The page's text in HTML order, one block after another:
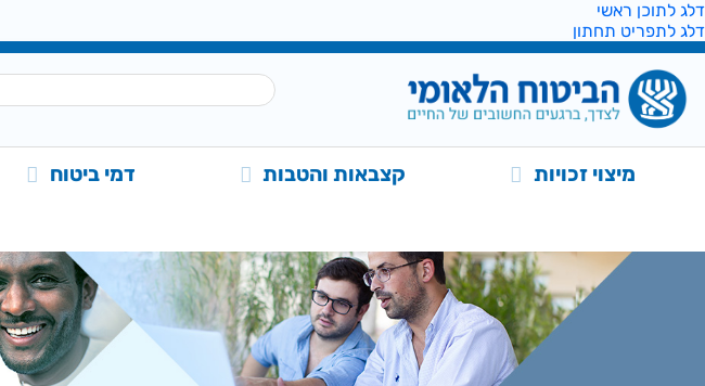
דלג לתוכן ראשי
דלג לתפריט תחתון
מיצוי זכויות קצבאות והטבות דמי ביטוח